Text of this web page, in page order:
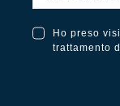
Ho preso
trattamento